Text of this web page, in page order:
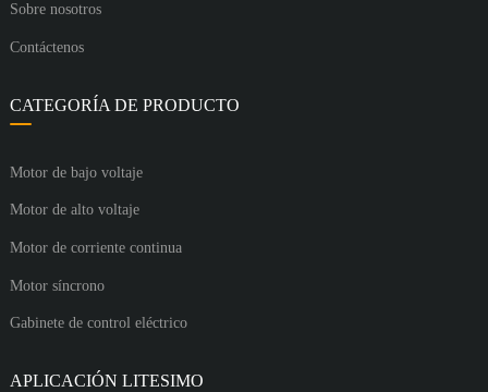
Sobre nosotros
Contáctenos
CATEGORÍA DE PRODUCTO
Motor de bajo voltaje
Motor de alto voltaje
Motor de corriente continua
Motor síncrono
Gabinete de control eléctrico
APLICACIÓN LITESIMO